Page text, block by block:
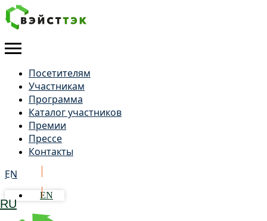
Получить бейдж
RU
Посетителям
Участникам
Программа
Каталог участников
Премии
Прессе
Контакты
EN
EN